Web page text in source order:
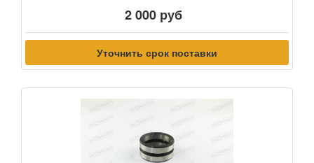
2 000 руб
Уточнить срок поставки